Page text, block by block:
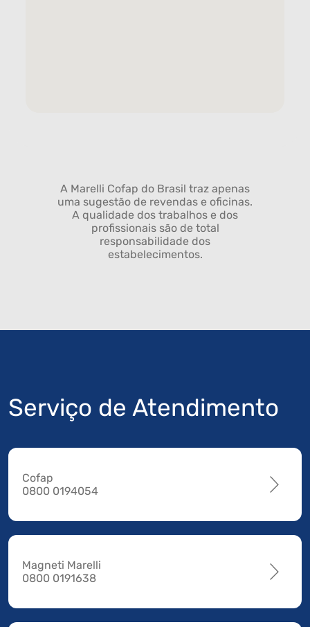
A Marelli Cofap do Brasil traz apenas
uma sugestão de revendas e oficinas.
A qualidade dos trabalhos e dos
profissionais são de total
responsabilidade dos
estabelecimentos.
Serviço de Atendimento
Cofap
0800 0194054
Magneti Marelli
0800 0191638